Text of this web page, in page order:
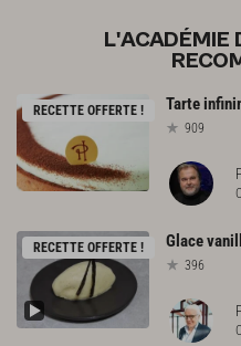
L'ACADÉMIE
RECETTE OFFERTE ! Tarte
909
RECETTE OFFERTE ! Glace
396